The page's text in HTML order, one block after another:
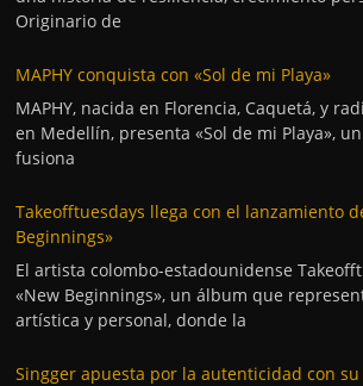
Originario de
MAPHY conquista con «Sol de mi Playa»
MAPHY, nacida en Florencia, Caquetá, y
en Medellín, presenta «Sol de mi Playa»,
fusiona
Takeofftuesdays llega con el lanzamiento
Beginnings»
El artista colombo-estadounidense
«New Beginnings», un álbum que
artística y personal, donde la
Singger apuesta por la autenticidad con su